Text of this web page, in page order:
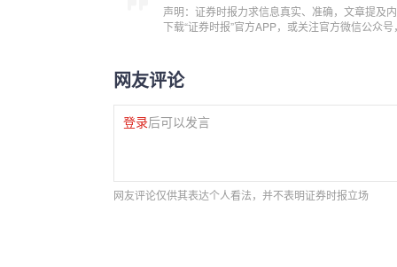
声明：证券时报力求信息真实、准确，文章提及
下载“证券时报”官方APP，或关注官方微信公众
网友评论
登录后可以发言
网友评论仅供其表达个人看法，并不表明证券时报立场